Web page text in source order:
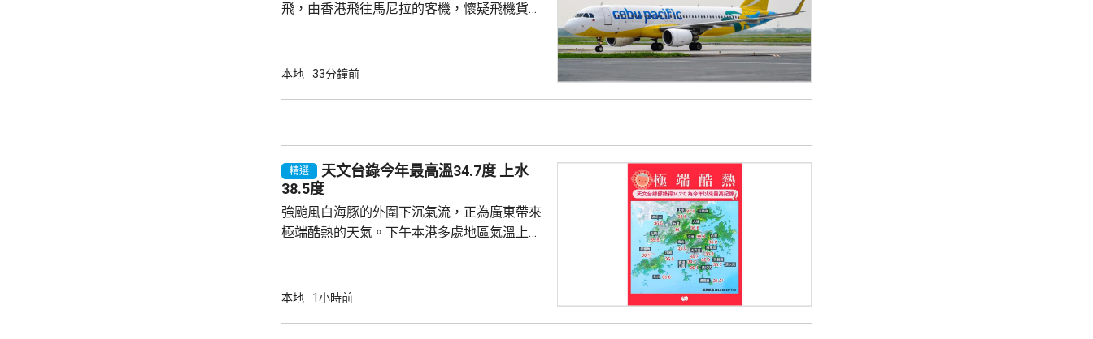
飛，由香港飛往馬尼拉的客機，懷疑飛機貨艙
40分安全著陸，機場運作不受影響。 機管局
本地 33分鐘前
精選
天文台錄今年最高溫34.7度 上水
38.5度
強颱風白海豚的外圍下沉氣流，正為廣東帶來
極端酷熱的天氣。下午本港多處地區氣溫上升
更錄得38.5度，黃大仙、打鼓 嶺、跑馬地及元
本地 1小時前